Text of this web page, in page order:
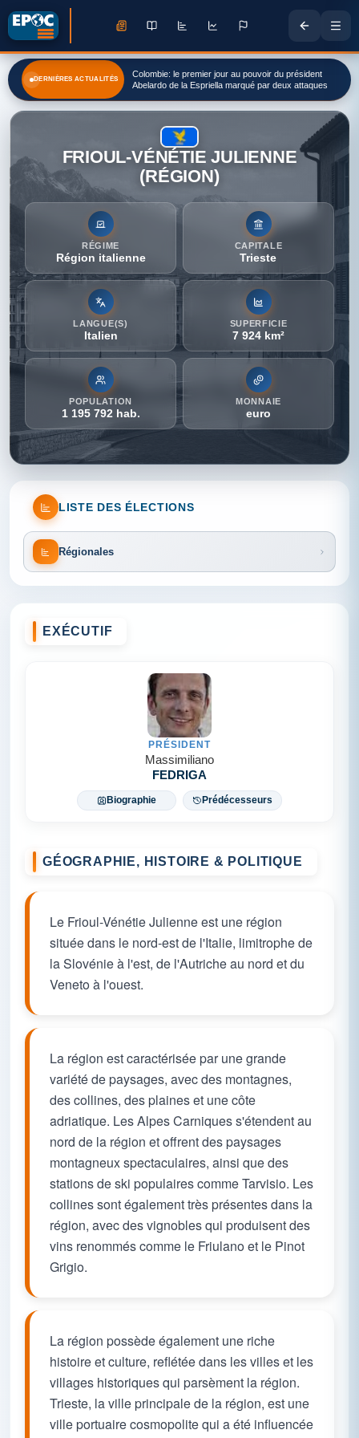
DERNIÈRES ACTUALITÉS
Colombie: le premier jour au pouvoir du président
Abelardo de la Espriella marqué par deux attaques
FRIOUL-VÉNÉTIE JULIENNE
(RÉGION)
RÉGIME
Région italienne
CAPITALE
Trieste
LANGUE(S)
Italien
SUPERFICIE
7 924 km²
POPULATION
1 195 792 hab.
MONNAIE
euro
LISTE DES ÉLECTIONS
Régionales
EXÉCUTIF
PRÉSIDENT
Massimiliano
FEDRIGA
Biographie Prédécesseurs
GÉOGRAPHIE, HISTOIRE & POLITIQUE
Le Frioul-Vénétie Julienne est une région
située dans le nord-est de l'Italie, limitrophe de
la Slovénie à l'est, de l'Autriche au nord et du
Veneto à l'ouest.
La région est caractérisée par une grande
variété de paysages, avec des montagnes,
des collines, des plaines et une côte
adriatique. Les Alpes Carniques s'étendent au
nord de la région et offrent des paysages
montagneux spectaculaires, ainsi que des
stations de ski populaires comme Tarvisio. Les
collines sont également très présentes dans la
région, avec des vignobles qui produisent des
vins renommés comme le Friulano et le Pinot
Grigio.
La région possède également une riche
histoire et culture, reflétée dans les villes et les
villages historiques qui parsèment la région.
Trieste, la ville principale de la région, est une
ville portuaire cosmopolite qui a été influencée